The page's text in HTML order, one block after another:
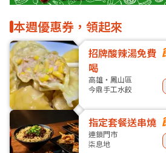
本週優惠券，領起來
招牌酸辣湯免費
喝
高雄・鳳山區
今鼎手工水餃
指定套餐送串燒
連鎖門市
柒息地